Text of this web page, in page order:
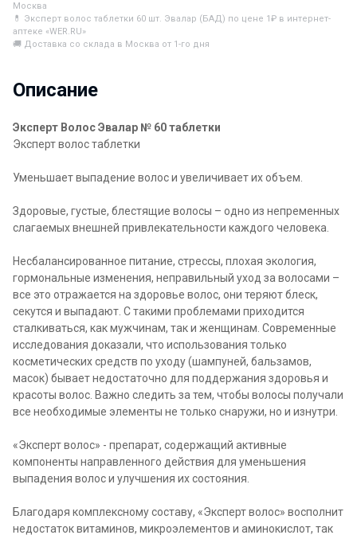
Москва
💊 Эксперт волос таблетки 60 шт. Эвалар (БАД) по цене 1₽ в интернет-
аптеке «WER.RU»
🚚 Доставка со склада в Москва от 1-го дня
Описание
Эксперт Волос Эвалар № 60 таблетки
Эксперт волос таблетки
Уменьшает выпадение волос и увеличивает их объем.
Здоровые, густые, блестящие волосы – одно из непременных
слагаемых внешней привлекательности каждого человека.
Несбалансированное питание, стрессы, плохая экология,
гормональные изменения, неправильный уход за волосами –
все это отражается на здоровье волос, они теряют блеск,
секутся и выпадают. С такими проблемами приходится
сталкиваться, как мужчинам, так и женщинам. Современные
исследования доказали, что использования только
косметических средств по уходу (шампуней, бальзамов,
масок) бывает недостаточно для поддержания здоровья и
красоты волос. Важно следить за тем, чтобы волосы получали
все необходимые элементы не только снаружи, но и изнутри.
«Эксперт волос» - препарат, содержащий активные
компоненты направленного действия для уменьшения
выпадения волос и улучшения их состояния.
Благодаря комплексному составу, «Эксперт волос» восполнит
недостаток витаминов, микроэлементов и аминокислот, так